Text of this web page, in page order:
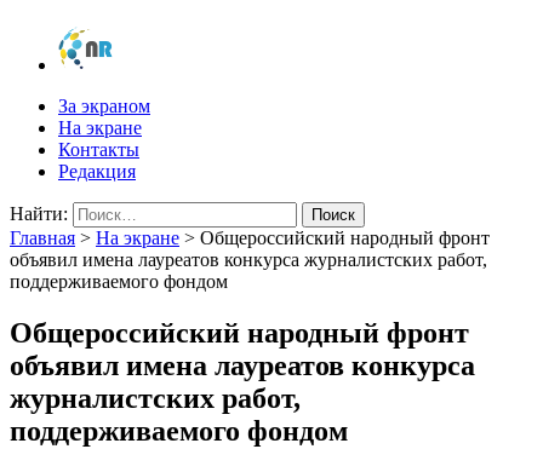
newsroom.su
Новости о новостях
За экраном
На экране
Контакты
Редакция
Найти:
Главная > На экране > Общероссийский народный фронт
объявил имена лауреатов конкурса журналистских работ,
поддерживаемого фондом
Общероссийский народный фронт
объявил имена лауреатов конкурса
журналистских работ,
поддерживаемого фондом